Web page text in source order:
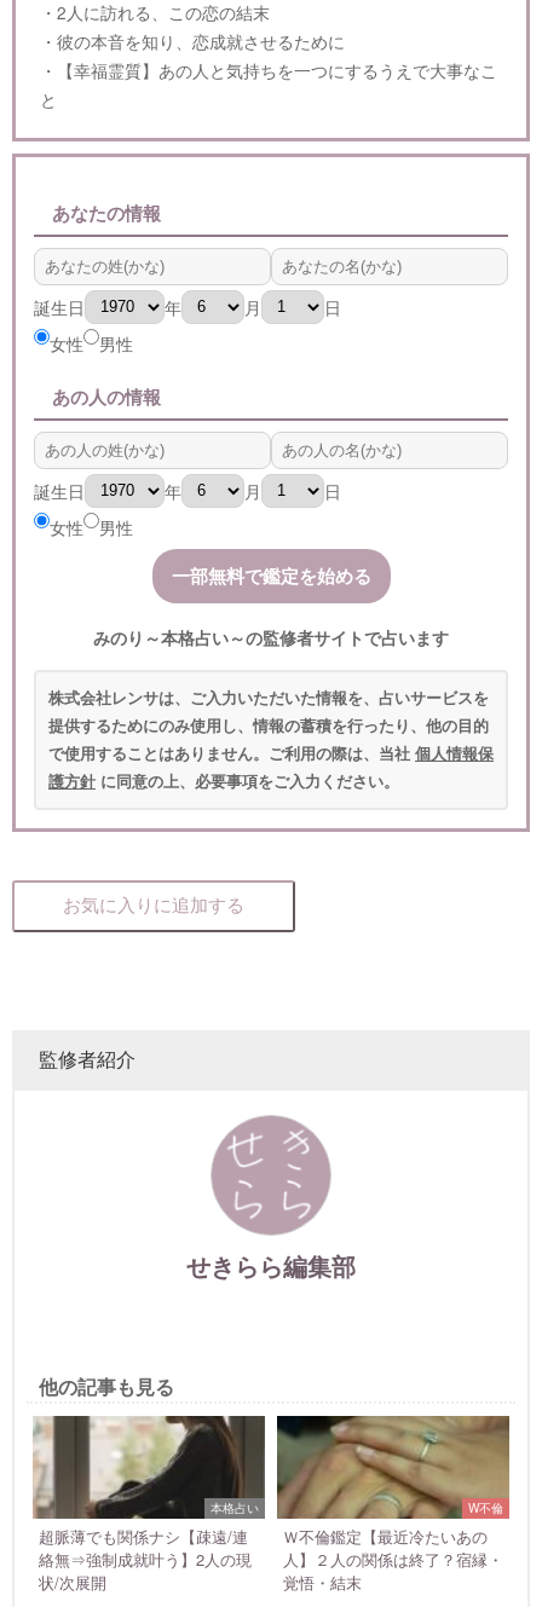
・2人に訪れる、この恋の結末
・彼の本音を知り、恋成就させるために
・【幸福霊質】あの人と気持ちを一つにするうえで大事なこ
と
あなたの情報
誕生日 年 月
日
女性
男性
あの人の情報
誕生日 年 月
日
女性
男性
みのり～本格占い～の監修者サイトで占います
株式会社レンサは、ご入力いただいた情報を、占いサービスを
提供するためにのみ使用し、情報の蓄積を行ったり、他の目的
で使用することはありません。ご利用の際は、当社 個人情報保
護方針 に同意の上、必要事項をご入力ください。
お気に入りに追加する
監修者紹介
せきらら編集部
他の記事も見る
本格占い
超脈薄でも関係ナシ【疎遠/連
絡無⇒強制成就叶う】2人の現
状/次展開
W不倫
Ｗ不倫鑑定【最近冷たいあの
人】２人の関係は終了？宿縁・
覚悟・結末